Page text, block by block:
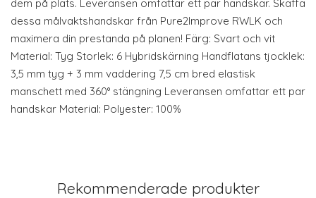
dem på plats. Leveransen omfattar ett par handskar. Skaffa
dessa målvaktshandskar från Pure2Improve RWLK och
maximera din prestanda på planen! Färg: Svart och vit
Material: Tyg Storlek: 6 Hybridskärning Handflatans tjocklek:
3,5 mm tyg + 3 mm vaddering 7,5 cm bred elastisk
manschett med 360° stängning Leveransen omfattar ett par
handskar Material: Polyester: 100%
Rekommenderade produkter